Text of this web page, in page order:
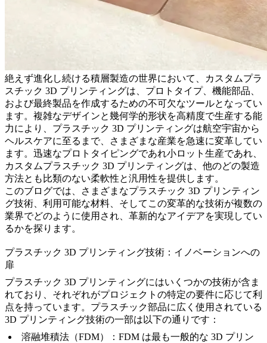
絶えず進化し続ける積層製造の世界において、カスタムプラ
スチック 3D プリンティングは、プロトタイプ、機能部品、
および最終製品を作成するための不可欠なツールとなってい
ます。複雑なデザインと幾何学的形状を高精度で生産する能
力により、プラスチック 3D プリンティングは航空宇宙から
ヘルスケアに至るまで、さまざまな産業を急速に変革してい
ます。迅速なプロトタイピングであれ小ロット生産であれ、
カスタムプラスチック 3D プリンティングは、他のどの製造
方法とも比類のない柔軟性と汎用性を提供します。
このブログでは、さまざまなプラスチック 3D プリンティン
グ技術、利用可能な材料、そしてこの変革的な技術が複数の
業界でどのように使用され、革新的なアイデアを実現してい
るかを探ります。
プラスチック 3D プリンティング技術：イノベーションへの
扉
プラスチック 3D プリンティングにはいくつかの技術が含ま
れており、それぞれがプロジェクトの特定の要件に応じて利
点を持っています。プラスチック部品に広く使用されている
3D プリンティング技術の一部は以下の通りです：
溶融堆積法（FDM）
：FDM は最も一般的な 3D プリン